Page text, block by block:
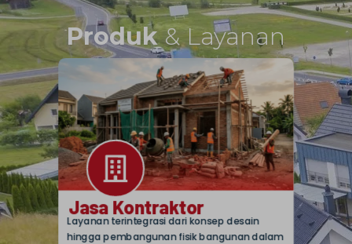
Produk& Layanan
Jasa Kontraktor
Layanan terintegrasi dari konsep desain
hingga pembangunan fisik bangunan dalam